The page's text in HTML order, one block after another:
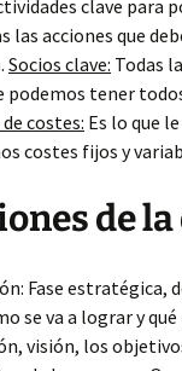
clave para
las acciones que
Socios clave: Todas
podemos tener
costes: Es lo que
costes fijos y
de
Fase estratégica,
se va a lograr y
visión, los